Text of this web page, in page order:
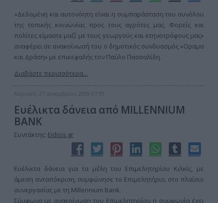
«Δεδομένη και αυτονόητη είναι η συμπαράσταση του συνόλου
της τοπικής κοινωνίας προς τους αγρότες μας. Φορείς και
πολίτες είμαστε μαζί με τους γεωργούς και κτηνοτρόφους μας»
αναφέρει σε ανακοίνωσή του ο δημοτικός συνδυασμός «Οραμα
και Δράση» με επικεφαλής τον Παύλο Πασσαλίδη.
Διαβάστε περισσότερα...
Κυριακή, 27 Δεκεμβρίου 2009 07:39
Ευέλικτα δάνεια από MILLENNIUM
BANK
Συντάκτης: Eidisis.gr
Ευέλικτα δάνεια για τα μέλη του Επιμελητηρίου Κιλκίς, με
άμεση ανταπόκριση, συμφώνησε το Επιμελητήριο, στο πλαίσιο
συνεργασίας με τη Millennium Bank.
Σύμφωνα με ανακοίνωση του Επιμελητηρίου η συμφωνία έχει